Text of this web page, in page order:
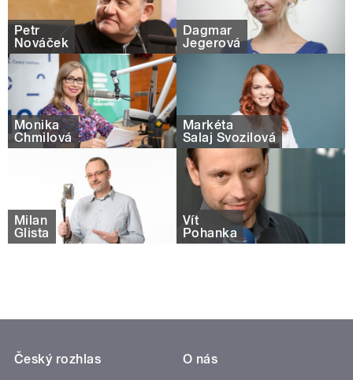
Petr
Nováček
Dagmar
Jegerová
Monika
Chmilová
Markéta
Salaj Svozilová
Milan
Glista
Vít
Pohanka
Český rozhlas
O nás